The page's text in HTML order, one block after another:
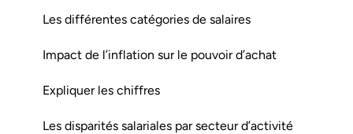
Les différentes catégories de salaires
Impact de l’inflation sur le pouvoir d’achat
Expliquer les chiffres
Les disparités salariales par secteur d’activité